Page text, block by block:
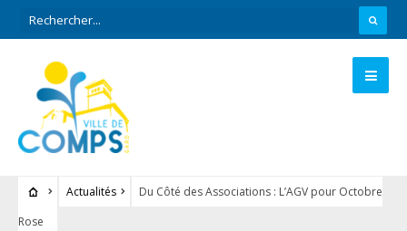
Actualités
Du Côté des Associations : L’AGV pour Octobre
Rose